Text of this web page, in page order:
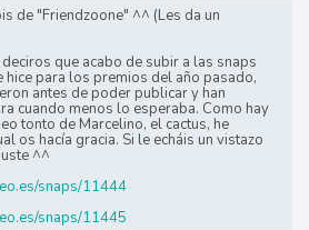
de "Friendzoone" ^^ (Les da un
que acabo de subir a las snaps
hice para los premios del año pasado,
antes de poder publicar y han
cuando menos lo esperaba. Como hay
tonto de Marcelino, el cactus, he
os hacía gracia. Si le echáis un vistazo
^^
snaps/11444
snaps/11445